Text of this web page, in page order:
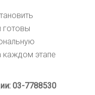
готовы
этапе
03-7788530